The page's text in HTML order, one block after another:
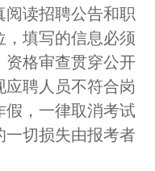
阅读招聘公告和职
，填写的信息必须
资格审查贯穿公开
聘人员不符合岗
假，一律取消考试
一切损失由报考者